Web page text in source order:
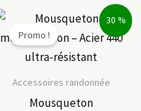
30 %
Promo !
Accessoires randonnée
Mousqueton